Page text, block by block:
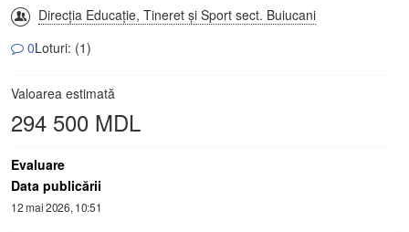
Direcţia Educaţie, Tineret şi Sport sect. Buiucani
0Loturi: (1)
Valoarea estimată
294 500 MDL
Evaluare
Data publicării
12 mai 2026, 10:51